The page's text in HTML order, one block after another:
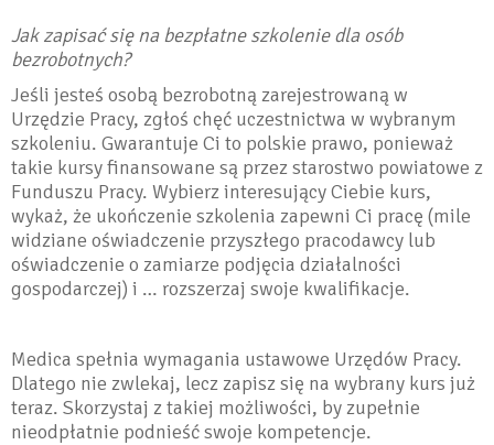
Jak zapisać się na bezpłatne szkolenie dla osób
bezrobotnych?
Jeśli jesteś osobą bezrobotną zarejestrowaną w
Urzędzie Pracy, zgłoś chęć uczestnictwa w wybranym
szkoleniu. Gwarantuje Ci to polskie prawo, ponieważ
takie kursy finansowane są przez starostwo powiatowe z
Funduszu Pracy. Wybierz interesujący Ciebie kurs,
wykaż, że ukończenie szkolenia zapewni Ci pracę (mile
widziane oświadczenie przyszłego pracodawcy lub
oświadczenie o zamiarze podjęcia działalności
gospodarczej) i … rozszerzaj swoje kwalifikacje.
Medica spełnia wymagania ustawowe Urzędów Pracy.
Dlatego nie zwlekaj, lecz zapisz się na wybrany kurs już
teraz. Skorzystaj z takiej możliwości, by zupełnie
nieodpłatnie podnieść swoje kompetencje.